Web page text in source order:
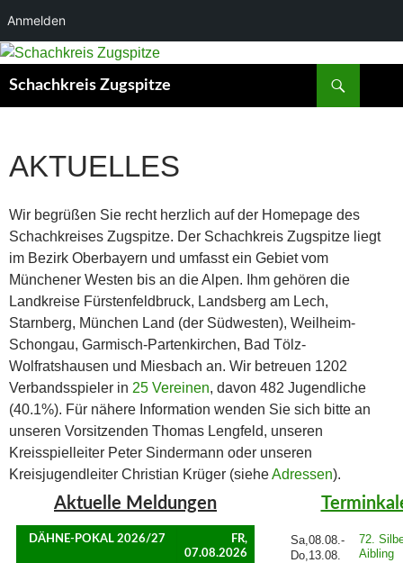
Anmelden
Zum
springen
Schachkreis Zugspitze
AKTUELLES
Wir begrüßen Sie recht herzlich auf der Homepage des
Schachkreises Zugspitze. Der Schachkreis Zugspitze liegt
im Bezirk Oberbayern und umfasst ein Gebiet vom
Münchener Westen bis an die Alpen. Ihm gehören die
Landkreise Fürstenfeldbruck, Landsberg am Lech,
Starnberg, München Land (der Südwesten), Weilheim-
Schongau, Garmisch-Partenkirchen, Bad Tölz-
Wolfratshausen und Miesbach an. Wir betreuen 1202
Verbandsspieler in 25 Vereinen, davon 482 Jugendliche
(40.1%). Für nähere Information wenden Sie sich bitte an
unseren Vorsitzenden Thomas Lengfeld, unseren
Kreisspielleiter Peter Sindermann oder unseren
Kreisjugendleiter Christian Krüger (sieheAdressen).
Aktuelle Meldungen
DÄHNE-POKAL 2026/27
FR,
07.08.2026
Sa,08.08.-
Do,13.08.
72.
Aibling